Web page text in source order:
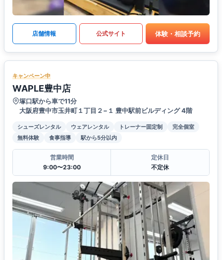
店舗情報 公式サイト 体験・相談予約
キャンペーン中
WAPLE豊中店
塚口駅から車で11分
大阪府豊中市玉井町１丁目２−１ 豊中駅前ビルディング 4階
シューズレンタル ウェアレンタル トレーナー固定制
完全個室
無料体験
食事指導 駅から5分以内
営業時間
9:00〜23:00
定休日
不定休